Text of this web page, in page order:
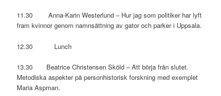
11.30 Anna-Karin Westerlund – Hur jag som politiker har lyft
fram kvinnor genom namnsättning av gator och parker i Uppsala.
12.30 Lunch
13.30 Beatrice Christensen Sköld – Att börja från slutet.
Metodiska aspekter på personhistorisk forskning med exemplet
Maria Aspman.